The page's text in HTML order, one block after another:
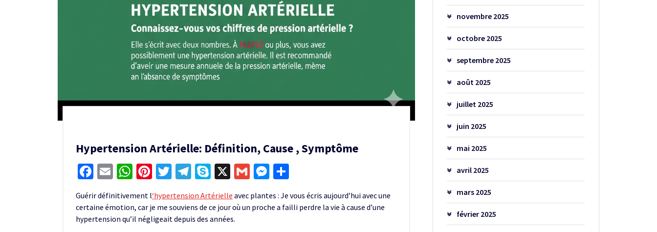
Hypertension Artérielle: Définition, Cause , Symptôme
Facebook
EmailWhatsApp
Pinterest
Twitter
Telegram
Skype
X GmailMessenger
Guérir définitivement l‘hypertension Artérielle avec plantes : Je vous écris aujourd’hui avec une
certaine émotion, car je me souviens de ce jour où un proche a failli perdre la vie à cause d’une
hypertension qu’il négligeait depuis des années.
novembre 2025
octobre 2025
septembre 2025
août 2025
juillet 2025
juin 2025
mai 2025
avril 2025
mars 2025
février 2025